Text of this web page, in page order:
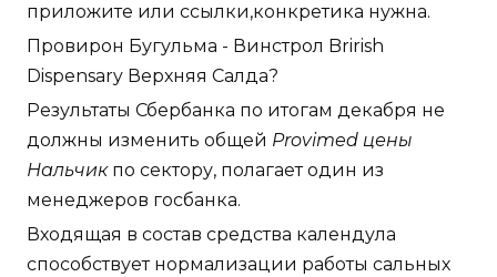
приложите или ссылки,конкретика нужна.
Провирон Бугульма - Винстрол Brirish
Dispensary Верхняя Салда?
Результаты Сбербанка по итогам декабря не
должны изменить общей Provimed цены
Нальчикпо сектору, полагает один из
менеджеров госбанка.
Входящая в состав средства календула
способствует нормализации работы сальных